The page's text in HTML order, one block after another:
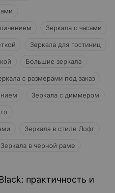
Зеркала с часами
Зеркала для гостиниц
Большие зеркала
с размерами под заказ
Зеркала с диммером
Зеркала в стиле Лофт
Зеркала в черной раме
практичность и